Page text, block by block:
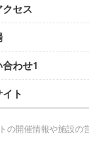
セス
わせ1
ト
の開催情報や施設の